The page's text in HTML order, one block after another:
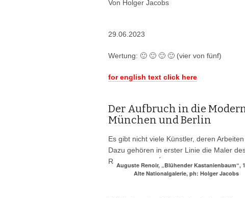
Von Holger Jacobs
29.06.2023
Wertung: 🙂 🙂 🙂 🙂 (vier von fünf)
for english text click here
Der Aufbruch in die
München und Berlin
Es gibt nicht viele Künstler, deren
Dazu gehören in erster Linie die Maler
RENOIR und CÉZANNE.
Auguste Renoir, „Blühender Kastanienbaum“,
Alte Nationalgalerie, ph: Holger Jacobs